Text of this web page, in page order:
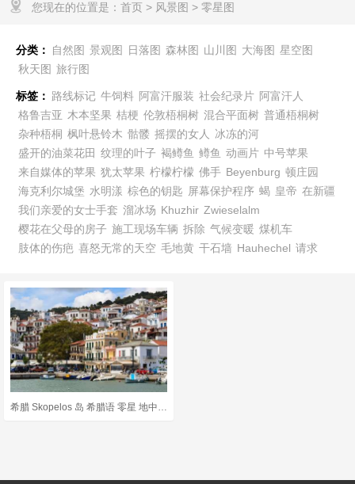
您现在的位置是： 首页 > 风景图 > 零星图
分类： 自然图 景观图 日落图 森林图 山川图 大海图 星空图
秋天图 旅行图
标签： 路线标记 牛饲料 阿富汗服装 社会纪录片 阿富汗人
格鲁吉亚 木本坚果 桔梗 伦敦梧桐树 混合平面树 普通梧桐树
杂种梧桐 枫叶悬铃木 骷髅 摇摆的女人
冰冻的河
盛开的油菜花田 纹理的叶子 褐鳟鱼 鳟鱼 动画片 中号苹果
来自媒体的苹果 犹太苹果 柠檬柠檬 佛手 Beyenburg 顿庄园
海克利尔城堡 水明漾 棕色的钥匙 屏幕保护程序 蝎 皇帝 在新疆
我们亲爱的女士手套 溜冰场 Khuzhir Zwieselalm
樱花在父母的房子 施工现场车辆 拆除 气候变暖 煤机车
肢体的伤疤 喜怒无常的天空 毛地黄 干石墙 Hauhechel 请求